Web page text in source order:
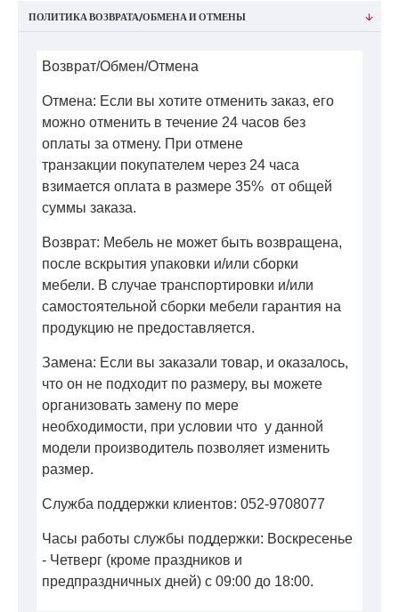
ПОЛИТИКА ВОЗВРАТА/ОБМЕНА И ОТМЕНЫ
Возврат/Обмен/Отмена
Отмена: Если вы хотите отменить заказ, его
можно отменить в течение 24 часов без
оплаты за отмену. При отмене
транзакции покупателем через 24 часа
взимается оплата в размере 35% от общей
суммы заказа.
Возврат: Мебель не может быть возвращена,
после вскрытия упаковки и/или сборки
мебели. В случае транспортировки и/или
самостоятельной сборки мебели гарантия на
продукцию не предоставляется.
Замена: Если вы заказали товар, и оказалось,
что он не подходит по размеру, вы можете
организовать замену по мере
необходимости, при условии что у данной
модели производитель позволяет изменить
размер.
Служба поддержки клиентов: 052-9708077
Часы работы службы поддержки: Воскресенье
- Четверг (кроме праздников и
предпраздничных дней) с 09:00 до 18:00.